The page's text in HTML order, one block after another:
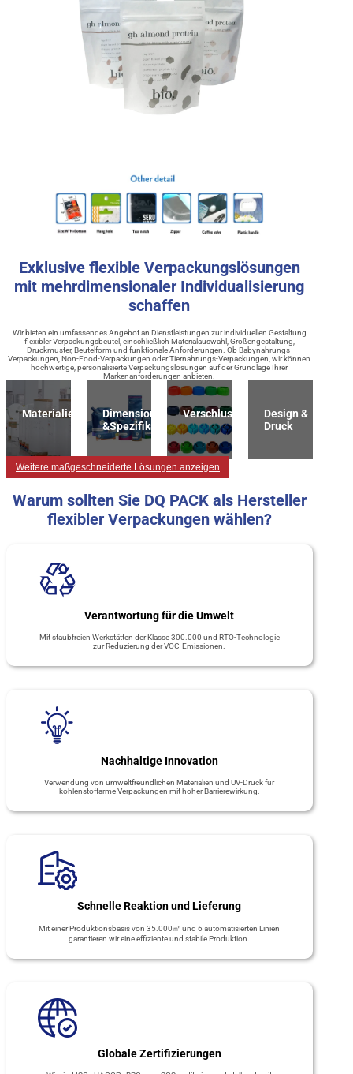
Exklusive flexible Verpackungslösungen
mit mehrdimensionaler Individualisierung
schaffen
Wir bieten ein umfassendes Angebot an Dienstleistungen zur individuellen Gestaltung
flexibler Verpackungsbeutel, einschließlich Materialauswahl, Größengestaltung,
Druckmuster, Beutelform und funktionale Anforderungen. Ob Babynahrungs-
Verpackungen, Non-Food-Verpackungen oder Tiernahrungs-Verpackungen, wir können
hochwertige, personalisierte Verpackungslösungen auf der Grundlage Ihrer
Markenanforderungen anbieten.
Materialien
Dimension
&Spezifikation
Verschlussart
Design &
Druck
Weitere maßgeschneiderte Lösungen anzeigen
Warum sollten Sie DQ PACK als Hersteller
flexibler Verpackungen wählen?
Verantwortung für die Umwelt
Mit staubfreien Werkstätten der Klasse 300.000 und RTO-Technologie
zur Reduzierung der VOC-Emissionen.
Nachhaltige Innovation
Verwendung von umweltfreundlichen Materialien und UV-Druck für
kohlenstoffarme Verpackungen mit hoher Barrierewirkung.
Schnelle Reaktion und Lieferung
Mit einer Produktionsbasis von 35.000㎡ und 6 automatisierten Linien
garantieren wir eine effiziente und stabile Produktion.
Globale Zertifizierungen